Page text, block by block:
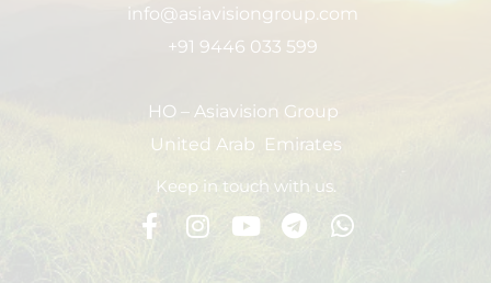
info@asiavisiongroup.com
+91 9446 033 599
HO – Asiavision Group
United Arab Emirates
Keep in touch with us.